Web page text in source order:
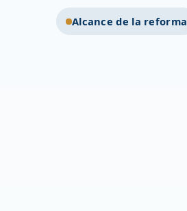
Alcance de la reforma